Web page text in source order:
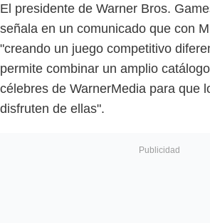
El presidente de Warner Bros.
señala en un comunicado que con
"creando un juego competitivo
permite combinar un amplio
célebres de WarnerMedia para que
disfruten de ellas".